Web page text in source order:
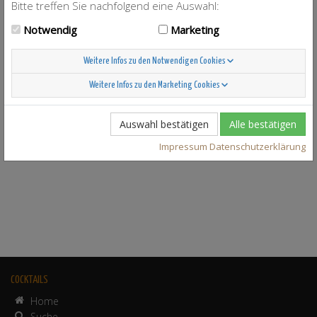
COCKTAILS
Home
Bitte treffen Sie nachfolgend eine Auswahl:
Notwendig
Marketing
Weitere Infos zu den Notwendigen Cookies
Weitere Infos zu den Marketing Cookies
Auswahl bestätigen Alle bestätigen
Impressum Datenschutzerklärung